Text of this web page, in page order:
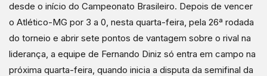
desde o início do Campeonato Brasileiro. Depois de vencer
o Atlético-MG por 3 a 0, nesta quarta-feira, pela 26ª rodada
do torneio e abrir sete pontos de vantagem sobre o rival na
liderança, a equipe de Fernando Diniz só entra em campo na
próxima quarta-feira, quando inicia a disputa da semifinal da